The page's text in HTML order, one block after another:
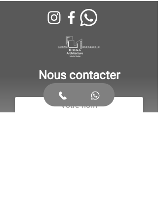
Nous contacter